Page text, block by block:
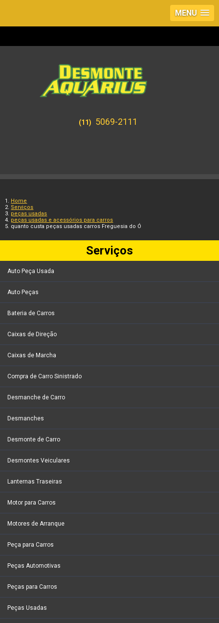
MENU
(11) 5069-2111
Home
Serviços
peças usadas
peças usadas e acessórios para carros
quanto custa peças usadas carros Freguesia do Ó
Serviços
Auto Peça Usada
Auto Peças
Bateria de Carros
Caixas de Direção
Caixas de Marcha
Compra de Carro Sinistrado
Desmanche de Carro
Desmanches
Desmonte de Carro
Desmontes Veiculares
Lanternas Traseiras
Motor para Carros
Motores de Arranque
Peça para Carros
Peças Automotivas
Peças para Carros
Peças Usadas